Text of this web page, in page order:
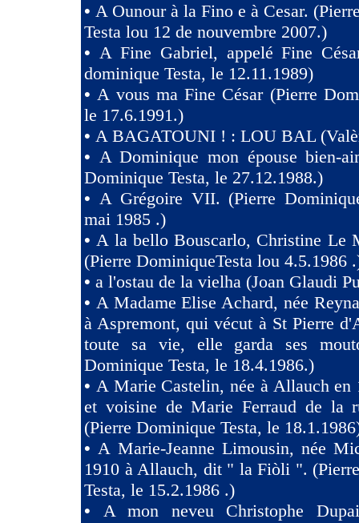
• A Ounour à la Fino e à Cesar.
Testa lou 12 de nouvembre 2007.)
• A Fine Gabriel, appelé Fine
dominique Testa, le 12.11.1989)
•A vous ma Fine César (Pierre
le 17.6.1991.)
• A BAGATOUNI ! : LOU BAL
• A Dominique mon épouse bien-
Dominique Testa, le 27.12.1988.)
• A Grégoire VII. (Pierre
mai 1985 .)
•A la bello Bouscarlo, Christine Le
(Pierre DominiqueTesta lou 4.5.1986
• a l'ostau de la vielha (Joan Glaudi
• A Madame Elise Achard, née
à Aspremont, qui vécut à St Pierre
toute sa vie, elle garda ses
Dominique Testa, le 18.4.1986.)
• A Marie Castelin, née à Allauch en
et voisine de Marie Ferraud de la
(Pierre Dominique Testa, le
•A Marie-Jeanne Limousin, née
1910 à Allauch, dit " la Fiòli ".
Testa, le 15.2.1986 .)
• A mon neveu Christophe